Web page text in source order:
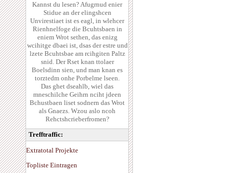
Kannst du lesen? Afugrnud enier
Stidue an der elingshcen
Unvirestiaet ist es eagl, in wlehcer
Rienhnelfoge die Bcuhtsbaen in
eniem Wrot sethen, das enizg
wcihitge dbaei ist, dsas der estre und
lzete Bcuhtsbae am rcihgiten Paltz
snid. Der Rset knan ttolaer
Boelsdinn sien, und man knan es
torztedm onhe Porbelme lseen.
Das ghet dseahlb, wiel das
mneschilche Geihrn nciht jdeen
Bchustbaen liset sodnern das Wrot
als Gnaezs. Wzou aslo ncoh
Rehctshcrieberfromen?
Trefftraffic:
Extratotal Projekte
Topliste Eintragen